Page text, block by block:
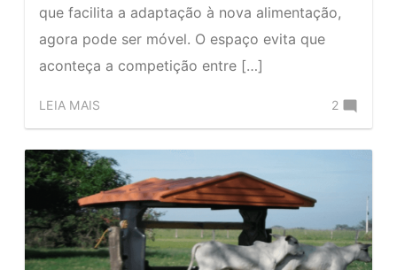
que facilita a adaptação à nova alimentação,
agora pode ser móvel. O espaço evita que
aconteça a competição entre […]
LEIA MAIS
Creep
móvel:
confira
as
2